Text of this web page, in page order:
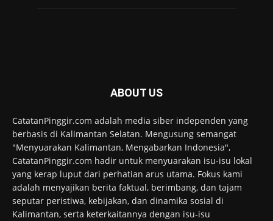
ABOUT US
CatatanPinggir.com adalah media siber independen yang
berbasis di Kalimantan Selatan. Mengusung semangat
"Menyuarakan Kalimantan, Mengabarkan Indonesia",
CatatanPinggir.com hadir untuk menyuarakan isu-isu lokal
yang kerap luput dari perhatian arus utama. Fokus kami
adalah menyajikan berita faktual, berimbang, dan tajam
seputar peristiwa, kebijakan, dan dinamika sosial di
Kalimantan, serta keterkaitannya dengan isu-isu